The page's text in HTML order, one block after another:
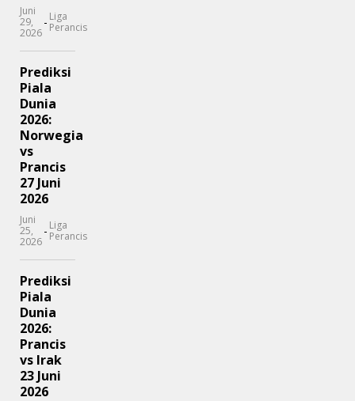
Juni
29,
2026
- Liga
Perancis
Prediksi
Piala
Dunia
2026:
Norwegia
vs
Prancis
27 Juni
2026
Juni
25,
2026
- Liga
Perancis
Prediksi
Piala
Dunia
2026:
Prancis
vs Irak
23 Juni
2026